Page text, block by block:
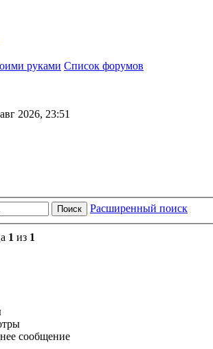
руками Список форумов
2026, 23:51
Поиск Расширенный поиск
1 из 1
сообщение